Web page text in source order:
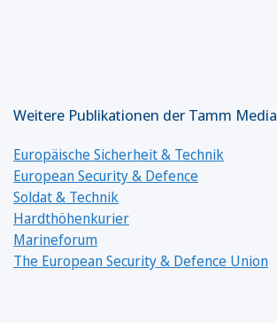
Weitere Publikationen der Tamm Media
Europäische Sicherheit & Technik
European Security & Defence
Soldat & Technik
Hardthöhenkurier
Marineforum
The European Security & Defence Union